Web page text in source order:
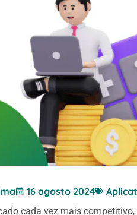
16 agosto 2024
cada vez mais